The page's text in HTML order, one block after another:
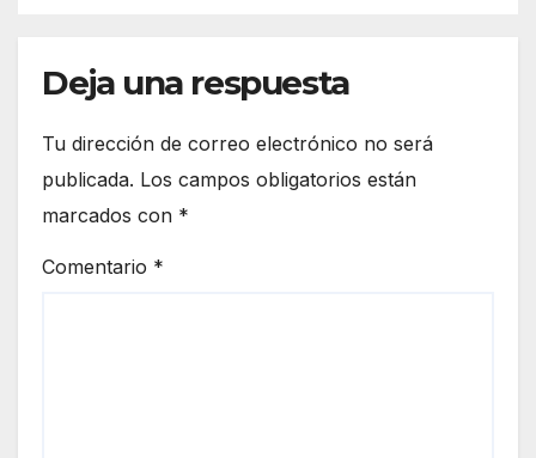
Deja una respuesta
Tu dirección de correo electrónico no será
publicada. Los campos obligatorios están
marcados con *
Comentario *